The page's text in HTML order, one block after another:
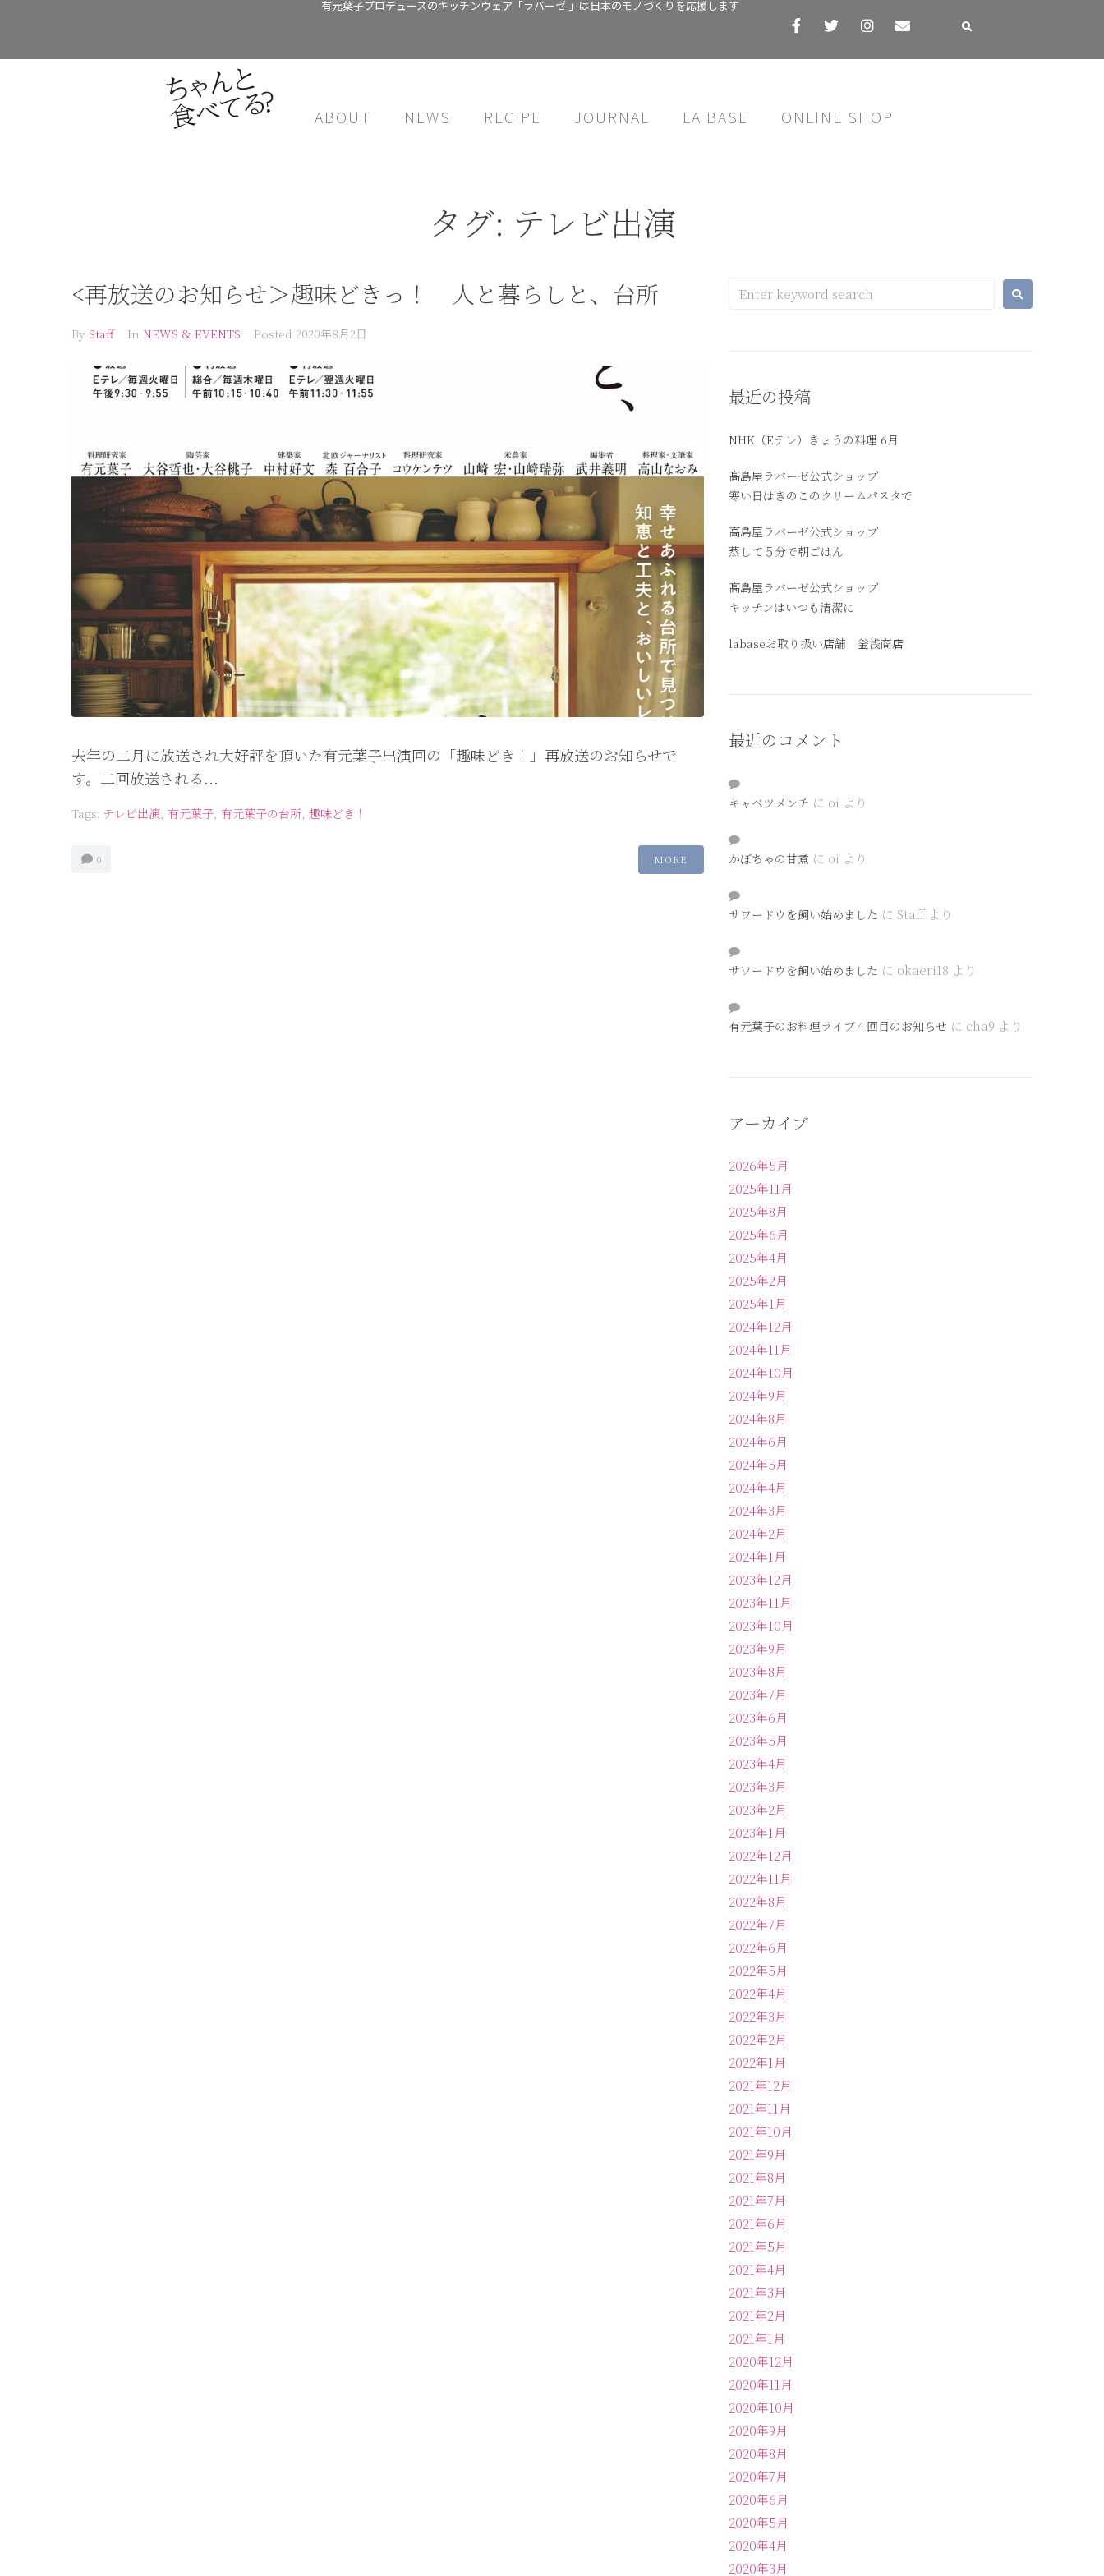
有元葉子プロデュースのキッチンウェア「ラバーゼ 」は日本のモノづくりを応援します
ABOUT NEWS RECIPE JOURNAL LA BASE ONLINE SHOP
タグ: テレビ出演
<再放送のお知らせ＞趣味どきっ！ 人と暮らしと、台所
By Staff In NEWS & EVENTS Posted 2020年8月2日
去年の二月に放送され大好評を頂いた有元葉子出演回の「趣味どき！」再放送のお知らせで
す。二回放送される...
Tags: テレビ出演 有元葉子 有元葉子の台所 趣味どき！
0 MORE
最近の投稿
NHK（Eテレ）きょうの料理 6月
髙島屋ラバーゼ公式ショップ
寒い日はきのこのクリームパスタで
高島屋ラバーゼ公式ショップ
蒸して５分で朝ごはん
髙島屋ラバーゼ公式ショップ
キッチンはいつも清潔に
labaseお取り扱い店舗 釡浅商店
最近のコメント
キャベツメンチ に oi より
かぼちゃの甘煮 に oi より
サワードウを飼い始めました に Staffより
サワードウを飼い始めました に okaeri18 より
有元葉子のお料理ライブ４回目のお知らせ に cha9 より
アーカイブ
2026年5月
2025年11月
2025年8月
2025年6月
2025年4月
2025年2月
2025年1月
2024年12月
2024年11月
2024年10月
2024年9月
2024年8月
2024年6月
2024年5月
2024年4月
2024年3月
2024年2月
2024年1月
2023年12月
2023年11月
2023年10月
2023年9月
2023年8月
2023年7月
2023年6月
2023年5月
2023年4月
2023年3月
2023年2月
2023年1月
2022年12月
2022年11月
2022年8月
2022年7月
2022年6月
2022年5月
2022年4月
2022年3月
2022年2月
2022年1月
2021年12月
2021年11月
2021年10月
2021年9月
2021年8月
2021年7月
2021年6月
2021年5月
2021年4月
2021年3月
2021年2月
2021年1月
2020年12月
2020年11月
2020年10月
2020年9月
2020年8月
2020年7月
2020年6月
2020年5月
2020年4月
2020年3月